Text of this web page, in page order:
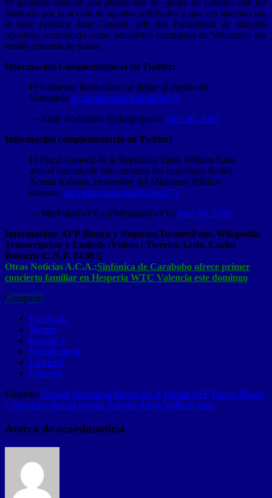
El gobierno sostiene que planificaba un «golpe de Estado» que fue
frustrado por la acción de agentes infiltrados y que era liderado por
el líder opositor Juan Guaidó, jefe del Parlamento de mayoría
opositora reconocido como presidente encargado de Venezuela por
medio centenar de países.
Información Complementaria en Twitter:
El Gobierno Bolivariano se dirige al pueblo de
Venezuela pic.twitter.com/PzkgRPqSjS
— Jorge Rodríguez (@jorgerpsuv) June 30, 2019
Información complementaria en Twitter:
El Fiscal General de la República Tarek William Saab,
ante el lamentable fallecimiento del ciudadano Rafael
Acosta Arévalo, en nombre del Ministerio Público
informa: pic.twitter.com/ugDGOqo5Tj
— MinPublicoVE (@MinpublicoVE) June 30, 2019
Información: AFP |Banca y Negocios|Twitter|Foto: Wikipedia|
Transcripción y Embeds (Videos | Tweets): Lcdo. Carlos
Romero |C.N.P. 24.081|
Otras Noticias A.C.A.:Sinfónica de Carabobo ofrece primer
concierto familiar en Hesperia WTC Valencia este domingo
Compartir
Facebook
Twitter
Google +
Stumbleupon
LinkedIn
Pinterest
EtiquetasFiscalía Venezuela Prensa ACA Prensa AFP Prensa Banca
y Negocios Rafael Acosta Arévalo Tarek William Saab
Acerca de acaeslanoticia